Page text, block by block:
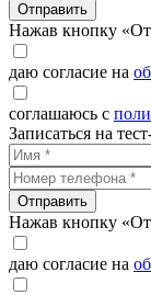
Отправить
Нажав кнопку
даю согласие на
соглашаюсь с
Записаться на
Отправить
Нажав кнопку
даю согласие на